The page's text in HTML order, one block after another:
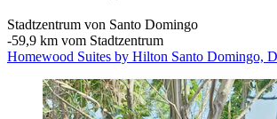
Stadtzentrum von Santo Domingo
‐59,9 km vom Stadtzentrum
Homewood Suites by Hilton Santo Domingo,